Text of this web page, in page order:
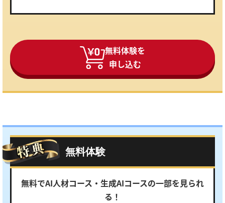
無料体験を
申し込む
無料体験
無料でAI人材コース・生成AIコースの一部を見られ
る！